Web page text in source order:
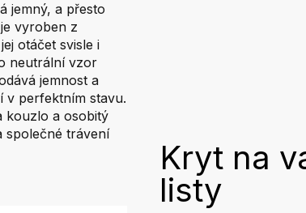
jemný, a přesto
vyroben z
otáčet svisle i
neutrální vzor
jemnost a
v perfektním stavu.
kouzlo a osobitý
společné trávení
Kryt na
listy